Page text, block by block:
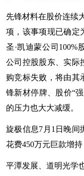
先锋材料在股价连续
项，该事项现已确定
圣·凯迪蒙公司100%
公司控股股东、实际
购竞标失败，将由其
锋新材停牌、股价“
的压力也大大减缓。
旋极信息7月1日晚间
花费450万元巨款增
平潭发展、道明光学